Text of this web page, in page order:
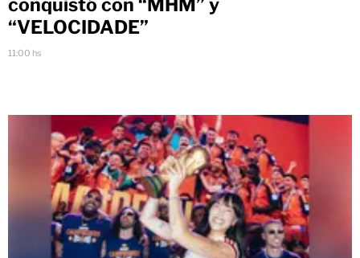
conquistó con “MHM” y
“VELOCIDADE”
11:00 hs